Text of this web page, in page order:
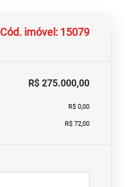
Cód. imóvel: 15079
R$ 275.000,00
R$ 0,00
R$ 72,00